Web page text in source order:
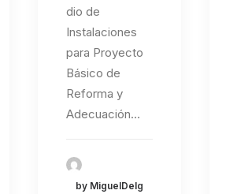
dio de
Instalaciones
para Proyecto
Básico de
Reforma y
Adecuación…
by MiguelDelg